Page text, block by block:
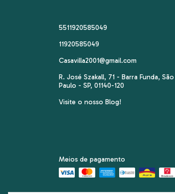
5511920585049
11920585049
Casavilla2001@gmail.com
R. José Szakall, 71 - Barra Funda, São
Paulo - SP, 01140-120
Visite o nosso Blog!
Meios de pagamento